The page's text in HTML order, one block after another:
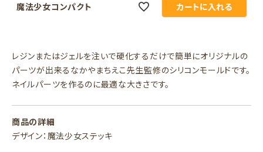
魔法少女コンパクト カートに入れる
レジンまたはジェルを注いで硬化するだけで簡単にオリジナルの
パーツが出来るなかやまちえこ先生監修のシリコンモールドです。
ネイルパーツを作るのに最適な大きさです。
商品の詳細
デザイン：魔法少女ステッキ